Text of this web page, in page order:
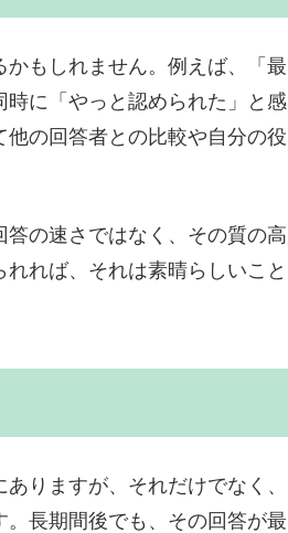
もしれません。例えば、「最
に「やっと認められた」と感
の回答者との比較や自分の役
の速さではなく、その質の高
れば、それは素晴らしいこと
りますが、それだけでなく、
長期間後でも、その回答が最